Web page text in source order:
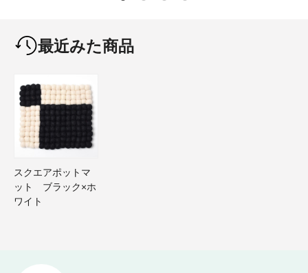
最近みた商品
スクエアポットマ
ット ブラック×ホ
ワイト